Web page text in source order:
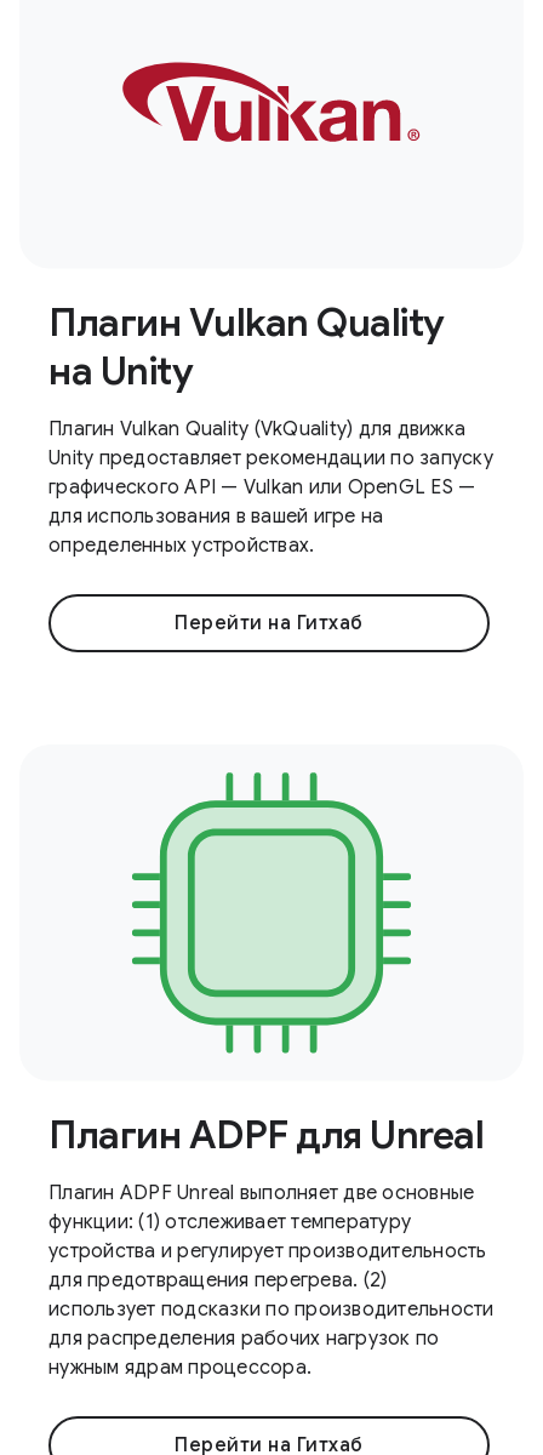
Плагин Vulkan Quality
на Unity
Плагин Vulkan Quality (VkQuality) для движка
Unity предоставляет рекомендации по запуску
графического API — Vulkan или OpenGL ES —
для использования в вашей игре на
определенных устройствах.
Перейти на Гитхаб
Плагин ADPF для Unreal
Плагин ADPF Unreal выполняет две основные
функции: (1) отслеживает температуру
устройства и регулирует производительность
для предотвращения перегрева. (2)
использует подсказки по производительности
для распределения рабочих нагрузок по
нужным ядрам процессора.
Перейти на Гитхаб